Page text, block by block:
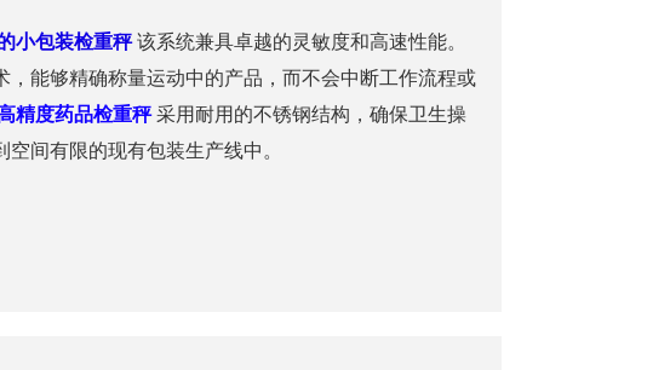
小包装检重秤该系统兼具卓越的灵敏度和高速性能。
能够精确称量运动中的产品，而不会中断工作流程或
精度药品检重秤采用耐用的不锈钢结构，确保卫生操
间有限的现有包装生产线中。